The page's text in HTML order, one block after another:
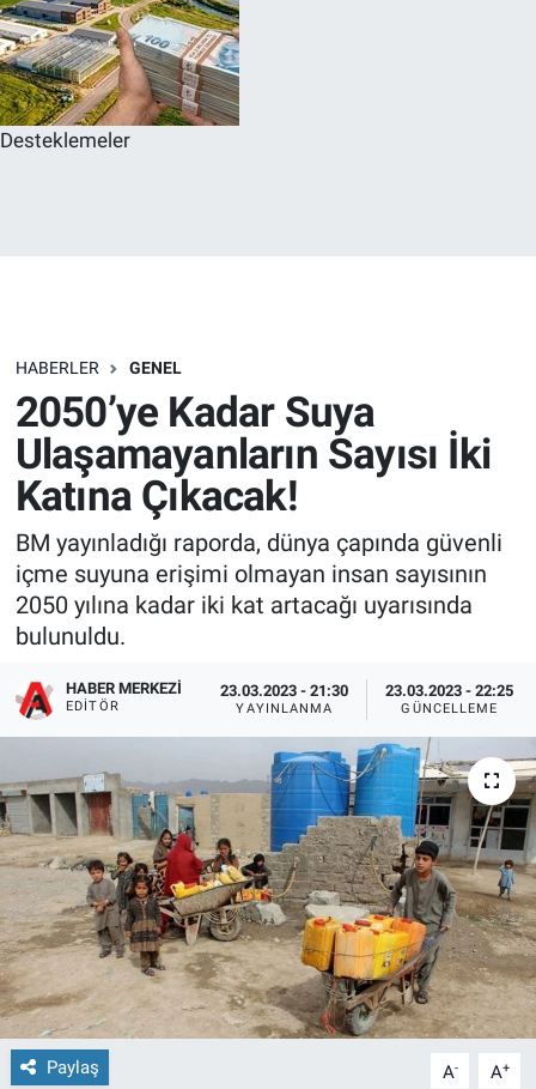
Desteklemeler
HABERLER GENEL
2050’ye Kadar Suya
Ulaşamayanların Sayısı İki
Katına Çıkacak!
BM yayınladığı raporda, dünya çapında güvenli
içme suyuna erişimi olmayan insan sayısının
2050 yılına kadar iki kat artacağı uyarısında
bulunuldu.
HABER MERKEZI
EDITÖR
23.03.2023 - 21:30
YAYINLANMA
23.03.2023 - 22:25
GÜNCELLEME
Paylaş A- A+